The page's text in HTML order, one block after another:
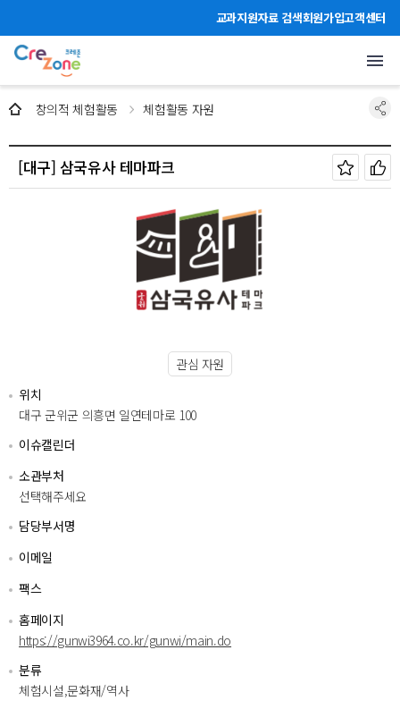
본문 바로가기
주메뉴 바로가기
하단 바로가기교과지원자료 검색회원가입고객센터
체험활동 자원
창의적 체험활동 체험활동 자원
[대구] 삼국유사 테마파크
관심 자원
위치
대구 군위군 의흥면 일연테마로 100
이슈캘린더
소관부처
선택해주세요
담당부서명
이메일
팩스
홈페이지
https://gunwi3964.co.kr/gunwi/main.do
분류
체험시설,문화재/역사